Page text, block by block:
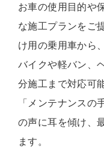
お車の使用目的や
な施工プランをご
け用の乗用車から
バイクや軽バン、
分施工まで対応可
「メンテナンスの
の声に耳を傾け、
ます。